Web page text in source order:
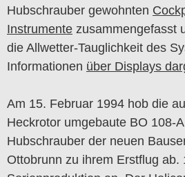
Hubschrauber gewohnten
Instrumente zusammengefasst
die Allwetter-Tauglichkeit des
Informationen über Displays
Am 15. Februar 1994 hob die
Heckrotor umgebaute BO 108-
Hubschrauber der neuen
Ottobrunn zu ihrem Erstflug ab.